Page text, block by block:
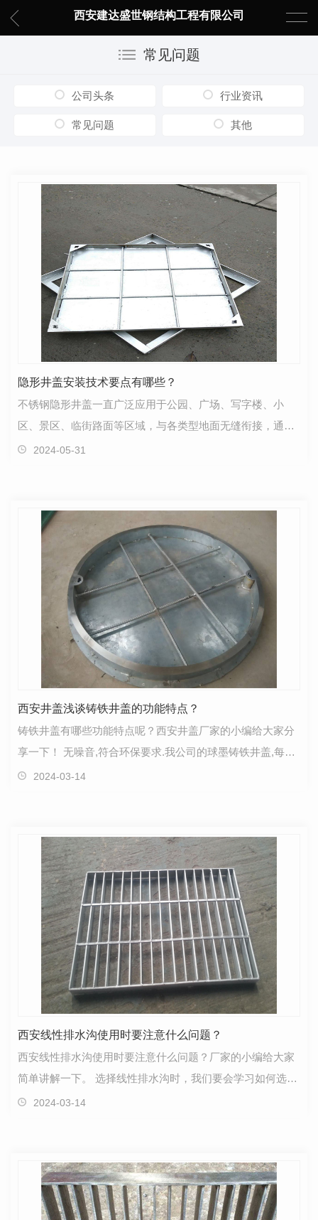
西安建达盛世钢结构工程有限公司
常见问题
公司头条 行业资讯
常见问题 其他
隐形井盖安装技术要点有哪些？
不锈钢隐形井盖一直广泛应用于公园、广场、写字楼、小
区、景区、临街路面等区域，与各类型地面无缝衔接，通过
对路面的细节处美化和软化，从而美化和强化了城市形象…
2024-05-31
西安井盖浅谈铸铁井盖的功能特点？
铸铁井盖有哪些功能特点呢？西安井盖厂家的小编给大家分
享一下！ 无噪音,符合环保要求.我公司的球墨铸铁井盖,每件
产品都经过三道程序处理,使井盖和井环表面为零,两…
2024-03-14
西安线性排水沟使用时要注意什么问题？
西安线性排水沟使用时要注意什么问题？厂家的小编给大家
简单讲解一下。 选择线性排水沟时，我们要会学习如何选择
排水沟，希望能根据性能来选择 因为排水沟的使用场…
2024-03-14